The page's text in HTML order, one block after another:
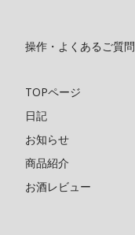
操作・よくあるご質問
TOPページ
日記
お知らせ
商品紹介
お酒レビュー